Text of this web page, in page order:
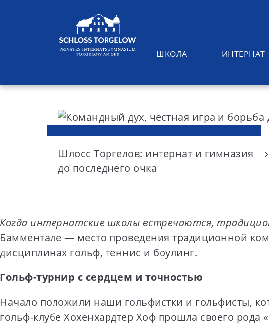
S
t
e
n
ШКОЛА ИНТЕРНАТ
Suchen
Шлосс Торгелов: интернат и гимназия
до последнего очка
Когда интернатские школы встречаются,
Бамментале — место проведения традиционной
дисциплинах гольф, теннис и боулинг.
Гольф-турнир с сердцем и точностью
Начало положили наши гольфистки и гольфисты,
гольф-клубе Хохенхардтер Хоф прошла своего